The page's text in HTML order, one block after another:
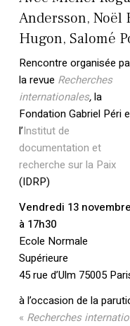
Andersson, Noël
Hugon, Salomé
Rencontre organisée
la revue Recherches
internationales,la
Fondation Gabriel Péri
l’Institut de
documentation et
recherche sur la Paix
(IDRP)
Vendredi 13 novembre
à 17h30
Ecole Normale
Supérieure
45 rue d’Ulm 75005
à l’occasion de la
« Recherches